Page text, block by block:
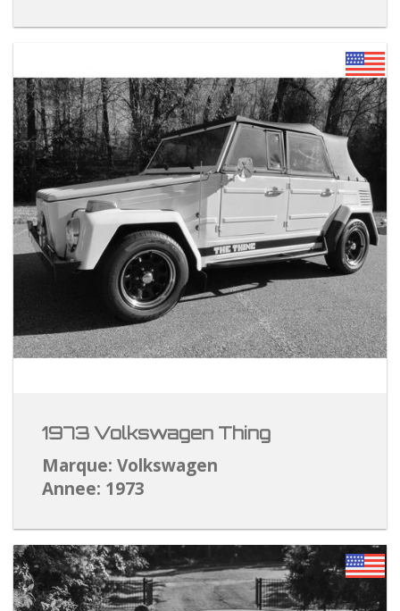
1973 Volkswagen Thing
Marque: Volkswagen
Annee: 1973